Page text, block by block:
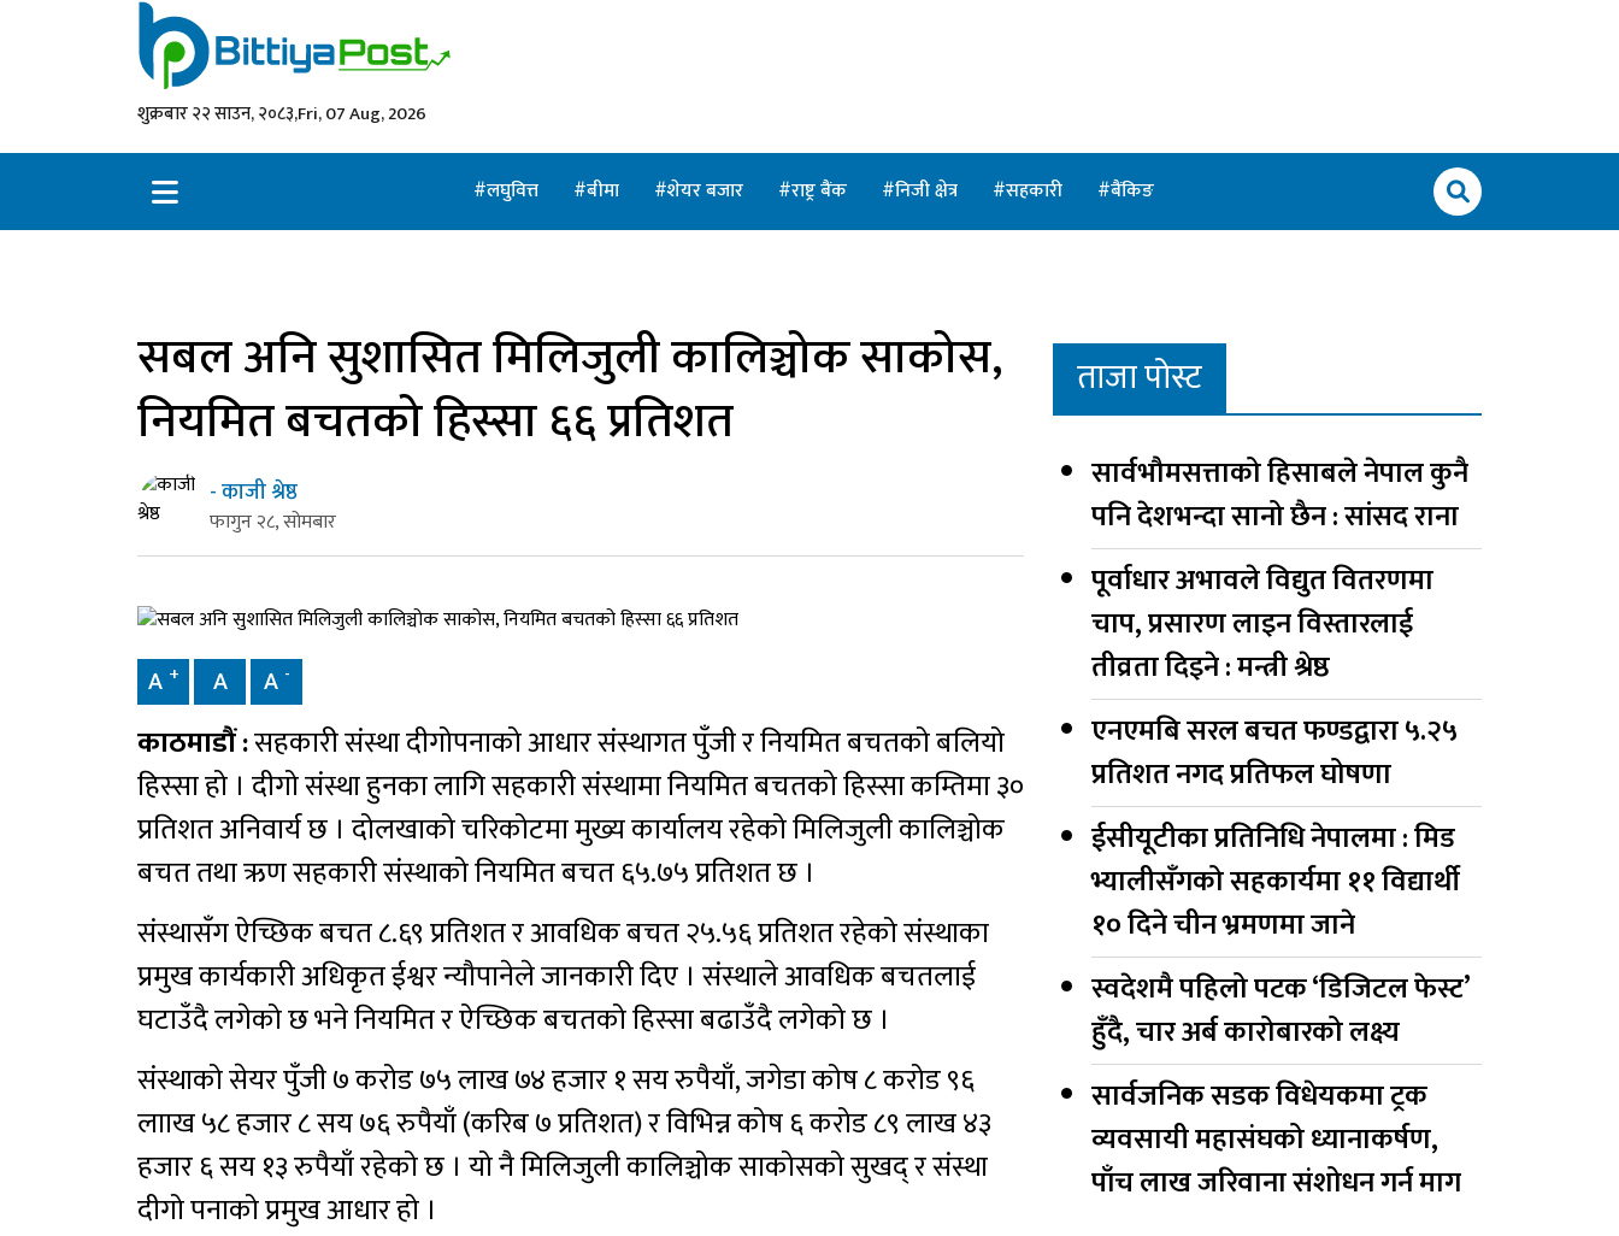
शुक्रबार २२ साउन, २०८३,Fri, 07 Aug, 2026
लघुवित्त बीमा शेयर बजार राष्ट्र बैंक निजी क्षेत्र सहकारी बैंकिङ
सबल अनि सुशासित मिलिजुली कालिञ्चोक साकोस,
नियमित बचतको हिस्सा ६६ प्रतिशत
- काजी श्रेष्ठ
फागुन २८, सोमबार
A + A A -
काठमाडौं :सहकारी संस्था दीगोपनाको आधार संस्थागत पुँजी र नियमित बचतको बलियो
हिस्सा हो । दीगो संस्था हुनका लागि सहकारी संस्थामा नियमित बचतको हिस्सा कम्तिमा ३०
प्रतिशत अनिवार्य छ । दोलखाको चरिकोटमा मुख्य कार्यालय रहेको मिलिजुली कालिञ्चोक
बचत तथा ऋण सहकारी संस्थाको नियमित बचत ६५.७५ प्रतिशत छ ।
संस्थासँग ऐच्छिक बचत ८.६९ प्रतिशत र आवधिक बचत २५.५६ प्रतिशत रहेको संस्थाका
प्रमुख कार्यकारी अधिकृत ईश्वर न्यौपानेले जानकारी दिए । संस्थाले आवधिक बचतलाई
घटाउँदै लगेको छ भने नियमित र ऐच्छिक बचतको हिस्सा बढाउँदै लगेको छ ।
संस्थाको सेयर पुँजी ७ करोड ७५ लाख ७४ हजार १ सय रुपैयाँ, जगेडा कोष ८ करोड ९६
लााख ५८ हजार ८ सय ७६ रुपैयाँ (करिब ७ प्रतिशत) र विभिन्न कोष ६ करोड ८९ लाख ४३
हजार ६ सय १३ रुपैयाँ रहेको छ । यो नै मिलिजुली कालिञ्चोक साकोसको सुखद् र संस्था
दीगो पनाको प्रमुख आधार हो ।
ताजा पोस्ट
सार्वभौमसत्ताको हिसाबले नेपाल कुनै
पनि देशभन्दा सानो छैन : सांसद राना
पूर्वाधार अभावले विद्युत वितरणमा
चाप, प्रसारण लाइन विस्तारलाई
तीव्रता दिइने : मन्त्री श्रेष्ठ
एनएमबि सरल बचत फण्डद्वारा ५.२५
प्रतिशत नगद प्रतिफल घोषणा
ईसीयूटीका प्रतिनिधि नेपालमा : मिड
भ्यालीसँगको सहकार्यमा ११ विद्यार्थी
१० दिने चीन भ्रमणमा जाने
स्वदेशमै पहिलो पटक ‘डिजिटल फेस्ट’
हुँदै, चार अर्ब कारोबारको लक्ष्य
सार्वजनिक सडक विधेयकमा ट्रक
व्यवसायी महासंघको ध्यानाकर्षण,
पाँच लाख जरिवाना संशोधन गर्न माग